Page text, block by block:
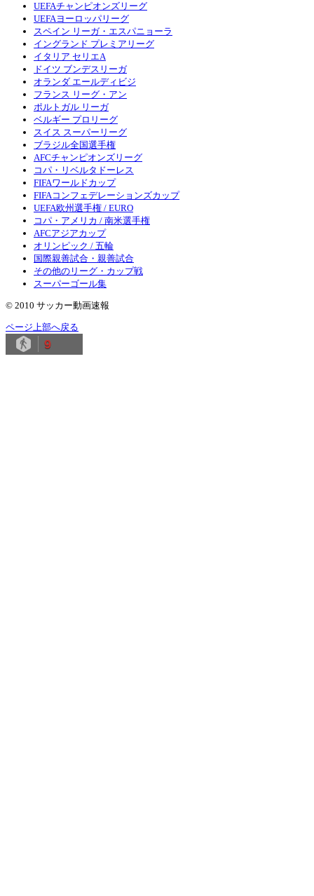
UEFAチャンピオンズリーグ
UEFAヨーロッパリーグ
スペイン リーガ・エスパニョーラ
イングランド プレミアリーグ
イタリア セリエA
ドイツ ブンデスリーガ
オランダ エールディビジ
フランス リーグ・アン
ポルトガル リーガ
ベルギー プロリーグ
スイス スーパーリーグ
ブラジル全国選手権
AFCチャンピオンズリーグ
コパ・リベルタドーレス
FIFAワールドカップ
FIFAコンフェデレーションズカップ
UEFA欧州選手権 / EURO
コパ・アメリカ / 南米選手権
AFCアジアカップ
オリンピック / 五輪
国際親善試合・親善試合
その他のリーグ・カップ戦
スーパーゴール集
© 2010 サッカー動画速報
ページ上部へ戻る
9